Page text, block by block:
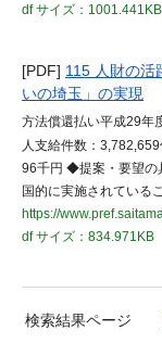
dfサイズ：1001.441KB
[PDF] 115 人財の活
いの埼玉」の実現
方法償還払い平成29年
人支給件数：
96千円 ◆提案・要望の
国的に実施されている
https://
dfサイズ：834.971KB
検索結果ページ